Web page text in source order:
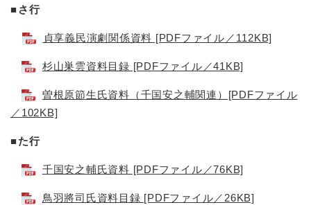
■さ行
貞享義民演劇関係資料 [PDFファイル／112KB]
杉山巣雲資料目録 [PDFファイル／41KB]
曽根原節生氏資料（千国安之輔関連）[PDFファイル
／102KB]
■た行
千国安之輔氏資料 [PDFファイル／76KB]
鳥羽將司氏資料目録 [PDFファイル／26KB]